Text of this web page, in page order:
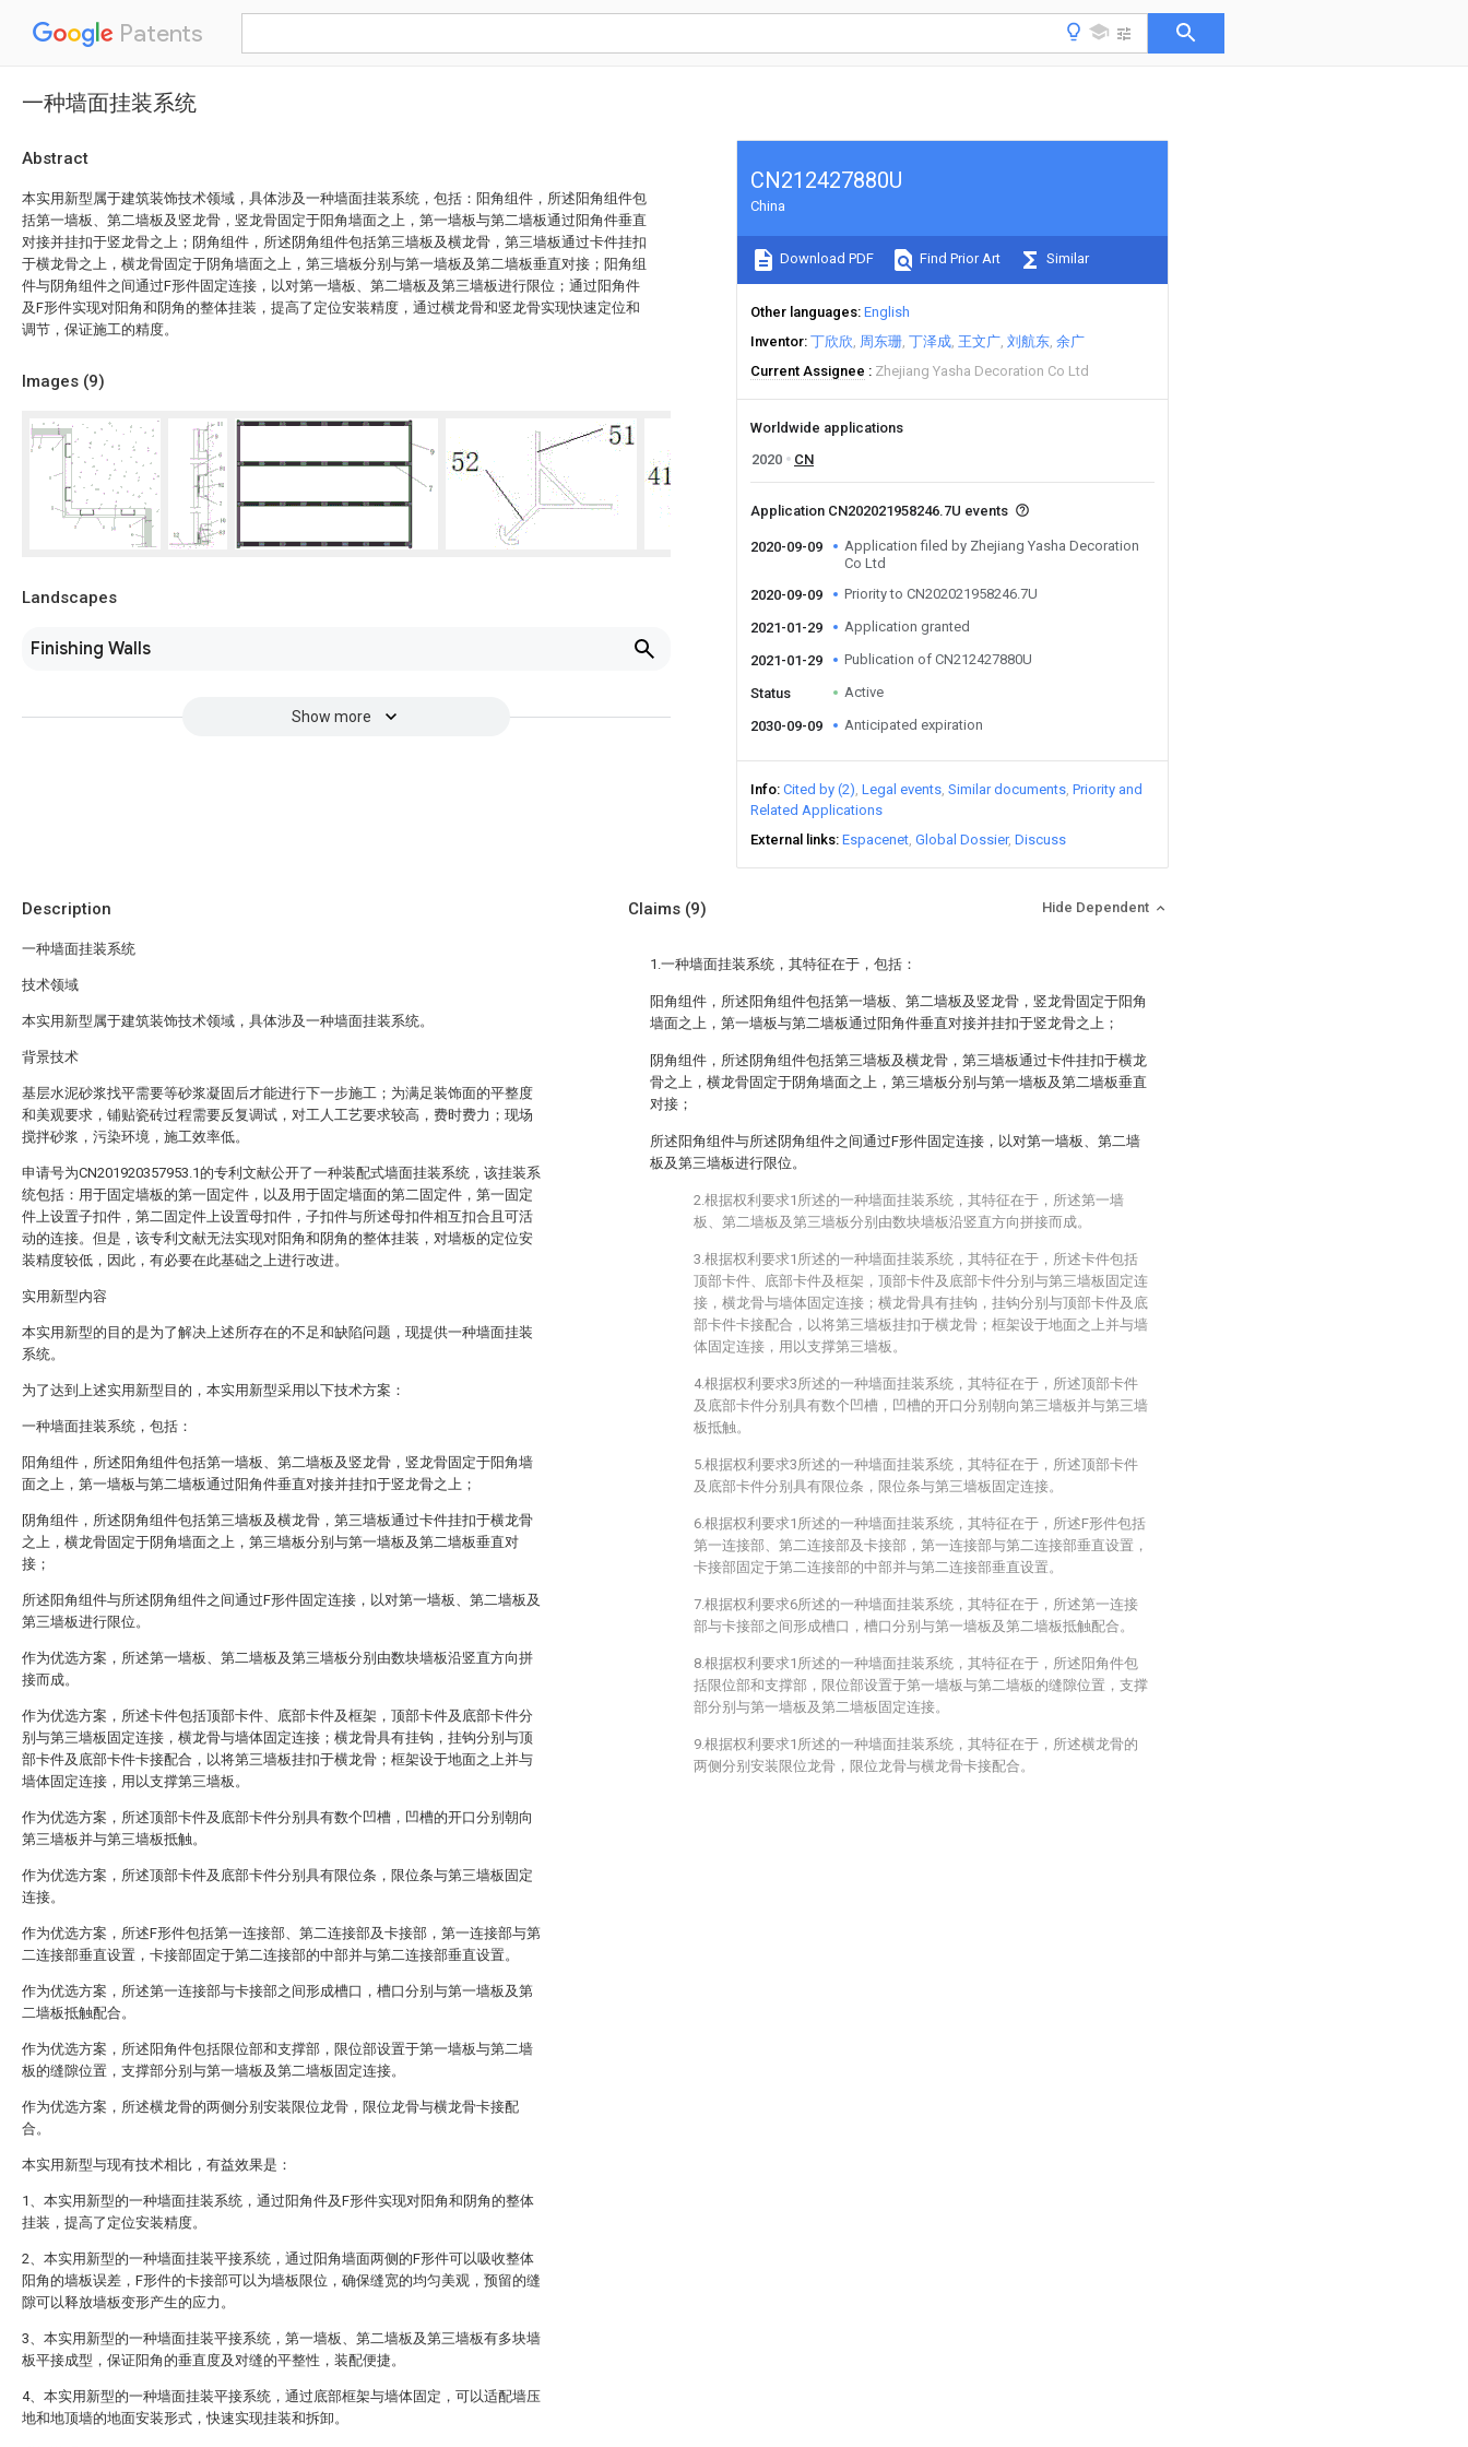
Patents
一种墙面挂装系统
Abstract
本实用新型属于建筑装饰技术领域，具体涉及一种墙面挂装系统，包括：阳角组件，所述阳角组件包
括第一墙板、第二墙板及竖龙骨，竖龙骨固定于阳角墙面之上，第一墙板与第二墙板通过阳角件垂直
对接并挂扣于竖龙骨之上；阴角组件，所述阴角组件包括第三墙板及横龙骨，第三墙板通过卡件挂扣
于横龙骨之上，横龙骨固定于阴角墙面之上，第三墙板分别与第一墙板及第二墙板垂直对接；阳角组
件与阴角组件之间通过F形件固定连接，以对第一墙板、第二墙板及第三墙板进行限位；通过阳角件
及F形件实现对阳角和阴角的整体挂装，提高了定位安装精度，通过横龙骨和竖龙骨实现快速定位和
调节，保证施工的精度。
Images (9)
Landscapes
Finishing Walls
Show more
CN212427880U
China
Download PDF Find Prior Art Similar
Other languages English
Inventor 丁欣欣 周东珊 丁泽成 王文广 刘航东 余广
Current Assignee
Zhejiang Yasha Decoration Co Ltd
Worldwide applications
2020
CN
Application CN202021958246.7U events
2020-09-09
Application filed by Zhejiang Yasha Decoration
Co Ltd
2020-09-09
Priority to CN202021958246.7U
2021-01-29 Application granted
2021-01-29 Publication of CN212427880U
Status Active
2030-09-09 Anticipated expiration
Info Cited by (2) Legal events Similar documents Priority and
Related Applications
External links Espacenet Global Dossier Discuss
Description
一种墙面挂装系统
技术领域
本实用新型属于建筑装饰技术领域，具体涉及一种墙面挂装系统。
背景技术
基层水泥砂浆找平需要等砂浆凝固后才能进行下一步施工；为满足装饰面的平整度
和美观要求，铺贴瓷砖过程需要反复调试，对工人工艺要求较高，费时费力；现场
搅拌砂浆，污染环境，施工效率低。
申请号为CN201920357953.1的专利文献公开了一种装配式墙面挂装系统，该挂装系
统包括：用于固定墙板的第一固定件，以及用于固定墙面的第二固定件，第一固定
件上设置子扣件，第二固定件上设置母扣件，子扣件与所述母扣件相互扣合且可活
动的连接。但是，该专利文献无法实现对阳角和阴角的整体挂装，对墙板的定位安
装精度较低，因此，有必要在此基础之上进行改进。
实用新型内容
本实用新型的目的是为了解决上述所存在的不足和缺陷问题，现提供一种墙面挂装
系统。
为了达到上述实用新型目的，本实用新型采用以下技术方案：
一种墙面挂装系统，包括：
阳角组件，所述阳角组件包括第一墙板、第二墙板及竖龙骨，竖龙骨固定于阳角墙
面之上，第一墙板与第二墙板通过阳角件垂直对接并挂扣于竖龙骨之上；
阴角组件，所述阴角组件包括第三墙板及横龙骨，第三墙板通过卡件挂扣于横龙骨
之上，横龙骨固定于阴角墙面之上，第三墙板分别与第一墙板及第二墙板垂直对
接；
所述阳角组件与所述阴角组件之间通过F形件固定连接，以对第一墙板、第二墙板及
第三墙板进行限位。
作为优选方案，所述第一墙板、第二墙板及第三墙板分别由数块墙板沿竖直方向拼
接而成。
作为优选方案，所述卡件包括顶部卡件、底部卡件及框架，顶部卡件及底部卡件分
别与第三墙板固定连接，横龙骨与墙体固定连接；横龙骨具有挂钩，挂钩分别与顶
部卡件及底部卡件卡接配合，以将第三墙板挂扣于横龙骨；框架设于地面之上并与
墙体固定连接，用以支撑第三墙板。
作为优选方案，所述顶部卡件及底部卡件分别具有数个凹槽，凹槽的开口分别朝向
第三墙板并与第三墙板抵触。
作为优选方案，所述顶部卡件及底部卡件分别具有限位条，限位条与第三墙板固定
连接。
作为优选方案，所述F形件包括第一连接部、第二连接部及卡接部，第一连接部与第
二连接部垂直设置，卡接部固定于第二连接部的中部并与第二连接部垂直设置。
作为优选方案，所述第一连接部与卡接部之间形成槽口，槽口分别与第一墙板及第
二墙板抵触配合。
作为优选方案，所述阳角件包括限位部和支撑部，限位部设置于第一墙板与第二墙
板的缝隙位置，支撑部分别与第一墙板及第二墙板固定连接。
作为优选方案，所述横龙骨的两侧分别安装限位龙骨，限位龙骨与横龙骨卡接配
合。
本实用新型与现有技术相比，有益效果是：
1、本实用新型的一种墙面挂装系统，通过阳角件及F形件实现对阳角和阴角的整体
挂装，提高了定位安装精度。
2、本实用新型的一种墙面挂装平接系统，通过阳角墙面两侧的F形件可以吸收整体
阳角的墙板误差，F形件的卡接部可以为墙板限位，确保缝宽的均匀美观，预留的缝
隙可以释放墙板变形产生的应力。
3、本实用新型的一种墙面挂装平接系统，第一墙板、第二墙板及第三墙板有多块墙
板平接成型，保证阳角的垂直度及对缝的平整性，装配便捷。
4、本实用新型的一种墙面挂装平接系统，通过底部框架与墙体固定，可以适配墙压
地和地顶墙的地面安装形式，快速实现挂装和拆卸。
Claims (9) Hide Dependent
1.一种墙面挂装系统，其特征在于，包括：
阳角组件，所述阳角组件包括第一墙板、第二墙板及竖龙骨，竖龙骨固定于阳角
墙面之上，第一墙板与第二墙板通过阳角件垂直对接并挂扣于竖龙骨之上；
阴角组件，所述阴角组件包括第三墙板及横龙骨，第三墙板通过卡件挂扣于横龙
骨之上，横龙骨固定于阴角墙面之上，第三墙板分别与第一墙板及第二墙板垂直
对接；
所述阳角组件与所述阴角组件之间通过F形件固定连接，以对第一墙板、第二墙
板及第三墙板进行限位。
2.根据权利要求1所述的一种墙面挂装系统，其特征在于，所述第一墙
板、第二墙板及第三墙板分别由数块墙板沿竖直方向拼接而成。
3.根据权利要求1所述的一种墙面挂装系统，其特征在于，所述卡件包括
顶部卡件、底部卡件及框架，顶部卡件及底部卡件分别与第三墙板固定连
接，横龙骨与墙体固定连接；横龙骨具有挂钩，挂钩分别与顶部卡件及底
部卡件卡接配合，以将第三墙板挂扣于横龙骨；框架设于地面之上并与墙
体固定连接，用以支撑第三墙板。
4.根据权利要求3所述的一种墙面挂装系统，其特征在于，所述顶部卡件
及底部卡件分别具有数个凹槽，凹槽的开口分别朝向第三墙板并与第三墙
板抵触。
5.根据权利要求3所述的一种墙面挂装系统，其特征在于，所述顶部卡件
及底部卡件分别具有限位条，限位条与第三墙板固定连接。
6.根据权利要求1所述的一种墙面挂装系统，其特征在于，所述F形件包括
第一连接部、第二连接部及卡接部，第一连接部与第二连接部垂直设置，
卡接部固定于第二连接部的中部并与第二连接部垂直设置。
7.根据权利要求6所述的一种墙面挂装系统，其特征在于，所述第一连接
部与卡接部之间形成槽口，槽口分别与第一墙板及第二墙板抵触配合。
8.根据权利要求1所述的一种墙面挂装系统，其特征在于，所述阳角件包
括限位部和支撑部，限位部设置于第一墙板与第二墙板的缝隙位置，支撑
部分别与第一墙板及第二墙板固定连接。
9.根据权利要求1所述的一种墙面挂装系统，其特征在于，所述横龙骨的
两侧分别安装限位龙骨，限位龙骨与横龙骨卡接配合。